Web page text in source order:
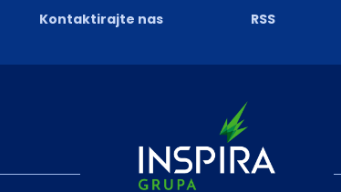
Kontaktirajte nas RSS